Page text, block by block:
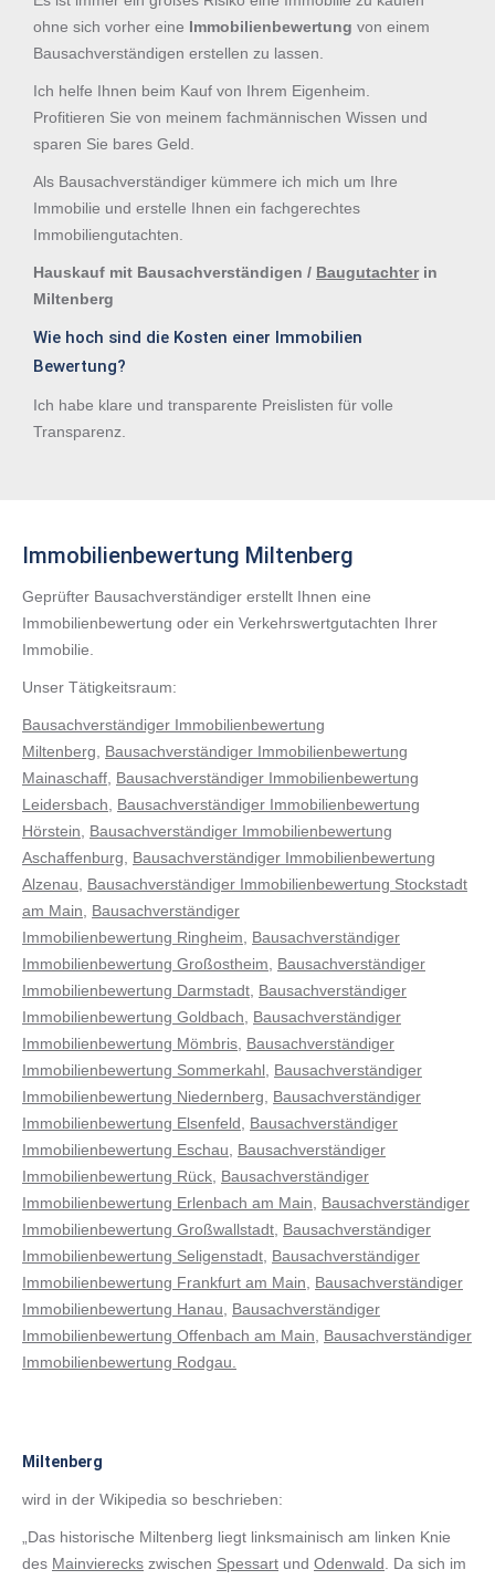
ohne sich vorher eine Immobilienbewertung von einem
Bausachverständigen erstellen zu lassen.
Ich helfe Ihnen beim Kauf von Ihrem Eigenheim.
Profitieren Sie von meinem fachmännischen Wissen und
sparen Sie bares Geld.
Als Bausachverständiger kümmere ich mich um Ihre
Immobilie und erstelle Ihnen ein fachgerechtes
Immobiliengutachten.
Hauskauf mit Bausachverständigen / Baugutachterin
Miltenberg
Wie hoch sind die Kosten einer Immobilien
Bewertung?
Ich habe klare und transparente Preislisten für volle
Transparenz.
Immobilienbewertung Miltenberg
Geprüfter Bausachverständiger erstellt Ihnen eine
Immobilienbewertung oder ein Verkehrswertgutachten Ihrer
Immobilie.
Unser Tätigkeitsraum:
Bausachverständiger Immobilienbewertung
Miltenberg
Bausachverständiger Immobilienbewertung
Mainaschaff Bausachverständiger Immobilienbewertung
Leidersbach
Bausachverständiger Immobilienbewertung
Hörstein
Bausachverständiger Immobilienbewertung
Aschaffenburg
Bausachverständiger Immobilienbewertung
Alzenau
Bausachverständiger Immobilienbewertung Stockstadt
am Main
Bausachverständiger
Immobilienbewertung Ringheim
Bausachverständiger
Immobilienbewertung Großostheim
Bausachverständiger
Immobilienbewertung Darmstadt Bausachverständiger
Immobilienbewertung Goldbach
Bausachverständiger
Immobilienbewertung Mömbris Bausachverständiger
Immobilienbewertung Sommerkahl Bausachverständiger
Immobilienbewertung Niedernberg
Bausachverständiger
Immobilienbewertung Elsenfeld
Bausachverständiger
Immobilienbewertung Eschau
Bausachverständiger
Immobilienbewertung Rück Bausachverständiger
Immobilienbewertung Erlenbach am Main
Bausachverständiger
Immobilienbewertung Großwallstadt Bausachverständiger
Immobilienbewertung Seligenstadt Bausachverständiger
Immobilienbewertung Frankfurt am Main
Bausachverständiger
Immobilienbewertung Hanau
Bausachverständiger
Immobilienbewertung Offenbach am Main,
Bausachverständiger
Immobilienbewertung Rodgau.
Miltenberg
wird in der Wikipedia so beschrieben:
„Das historische Miltenberg liegt linksmainisch am linken Knie
des Mainvierecks zwischen Spessart und Odenwald . Da sich im